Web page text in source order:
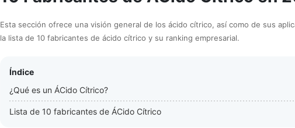
Esta sección ofrece una visión general de los ácido cítrico, así como de sus
la lista de 10 fabricantes de ácido cítrico y su ranking empresarial.
Índice
¿Qué es un ÁCido Cítrico?
Lista de 10 fabricantes de ÁCido Cítrico